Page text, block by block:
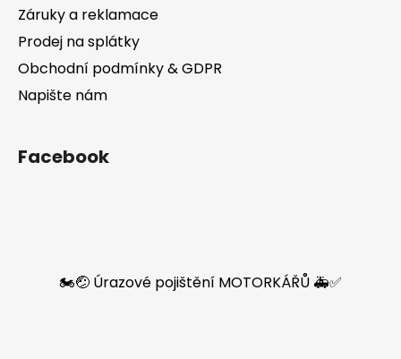
Záruky a reklamace
Prodej na splátky
Obchodní podmínky & GDPR
Napište nám
Facebook
🏍️🤕 Úrazové pojištění MOTORKÁŘŮ 🚑✅